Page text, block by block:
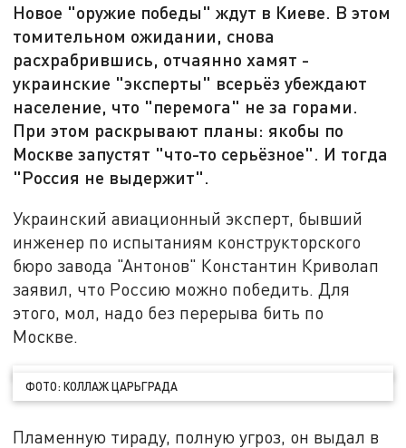
Новое "оружие победы" ждут в Киеве. В этом
томительном ожидании, снова
расхрабрившись, отчаянно хамят -
украинские "эксперты" всерьёз убеждают
население, что "перемога" не за горами.
При этом раскрывают планы: якобы по
Москве запустят "что-то серьёзное". И тогда
"Россия не выдержит".
Украинский авиационный эксперт, бывший
инженер по испытаниям конструкторского
бюро завода "Антонов" Константин Криволап
заявил, что Россию можно победить. Для
этого, мол, надо без перерыва бить по
Москве.
ФОТО: КОЛЛАЖ ЦАРЬГРАДА
Пламенную тираду, полную угроз, он выдал в